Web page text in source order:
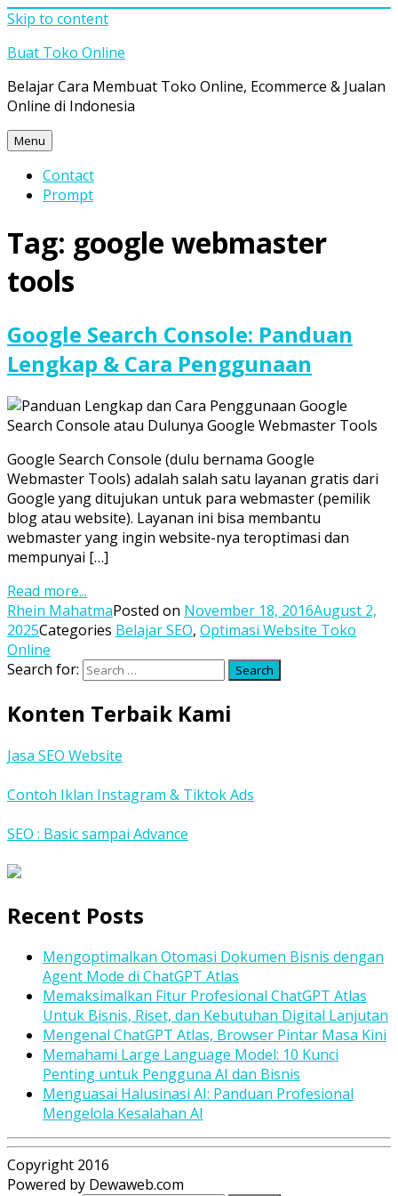
Skip to content
Buat Toko Online
Belajar Cara Membuat Toko Online, Ecommerce & Jualan
Online di Indonesia
Menu
Contact
Prompt
Tag: google webmaster
tools
Google Search Console: Panduan
Lengkap & Cara Penggunaan
Google Search Console (dulu bernama Google
Webmaster Tools) adalah salah satu layanan gratis dari
Google yang ditujukan untuk para webmaster (pemilik
blog atau website). Layanan ini bisa membantu
webmaster yang ingin website-nya teroptimasi dan
mempunyai […]
Read more...
Rhein MahatmaPosted on November 18, 2016August 2,
2025Categories Belajar SEO, Optimasi Website Toko
Online
Search for:
Search
Konten Terbaik Kami
Jasa SEO Website
Contoh Iklan Instagram & Tiktok Ads
SEO : Basic sampai Advance
Recent Posts
Mengoptimalkan Otomasi Dokumen Bisnis dengan
Agent Mode di ChatGPT Atlas
Memaksimalkan Fitur Profesional ChatGPT Atlas
Untuk Bisnis, Riset, dan Kebutuhan Digital Lanjutan
Mengenal ChatGPT Atlas, Browser Pintar Masa Kini
Memahami Large Language Model: 10 Kunci
Penting untuk Pengguna AI dan Bisnis
Menguasai Halusinasi AI: Panduan Profesional
Mengelola Kesalahan AI
Copyright 2016
Powered by Dewaweb.com